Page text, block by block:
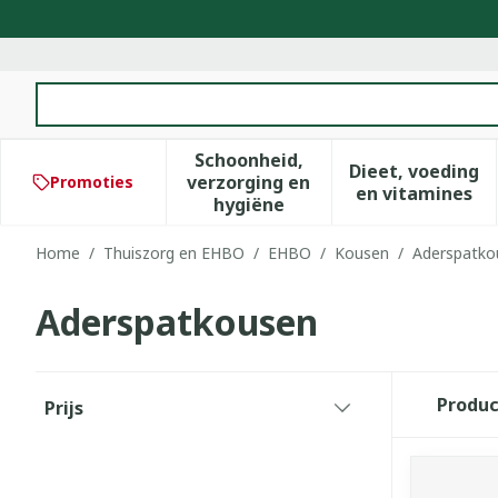
Promoties
Schoonheid,
verzorging en
hygiëne
Toon submenu voor
Dieet, voeding
en vitamines
Toon
Home / Thuiszorg en EHBO / EHBO / Kousen /
Aderspatkousen
Prijs